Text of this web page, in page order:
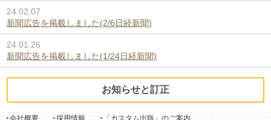
24.02.07
新聞広告を掲載しました(2/6日経新聞)
24.01.26
新聞広告を掲載しました(1/24日経新聞)
お知らせと訂正